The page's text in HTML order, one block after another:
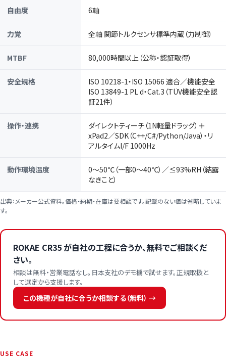
自由度 6軸
力覚 全軸 関節トルクセンサ標準内蔵（力制御）
MTBF 80,000時間以上（公称・認証取得）
安全規格
ISO 10218-1・ISO 15066 適合／機能安全
ISO 13849-1 PL d・Cat.3（TÜV機能安全認
証21件）
操作・連携
ダイレクトティーチ（1N軽量ドラッグ）＋
xPad2／SDK（C++/C#/Python/Java）・リ
アルタイムI/F 1000Hz
動作環境温度
0〜50℃（一部0〜40℃）／≤93%RH（結露
なきこと）
出典：メーカー公式資料。価格・納期・在庫は要相談です。記載のない値は省略していま
す。
ROKAE CR35 が自社の工程に合うか、無料でご相談くだ
さい。
相談は無料・営業電話なし。日本支社のデモ機で試せます。正規取扱と
して選定から支援します。
この機種が自社に合うか相談する（無料） →
USE CASE